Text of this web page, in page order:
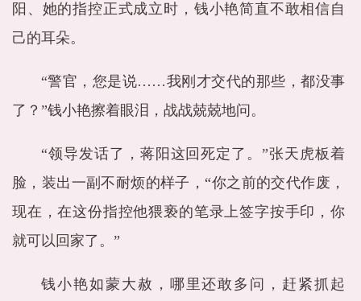
阳、她的指控正式成立时，钱小艳简直不敢相信自
己的耳朵。
“警官，您是说……我刚才交代的那些，都没事
了？”钱小艳擦着眼泪，战战兢兢地问。
“领导发话了，蒋阳这回死定了。”张天虎板着
脸，装出一副不耐烦的样子，“你之前的交代作废，
现在，在这份指控他猥亵的笔录上签字按手印，你
就可以回家了。”
钱小艳如蒙大赦，哪里还敢多问，赶紧抓起